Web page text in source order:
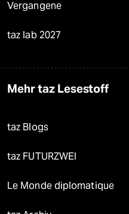
Vergangene
taz lab 2027
Mehr taz Lesestoff
taz Blogs
taz FUTURZWEI
Le Monde diplomatique